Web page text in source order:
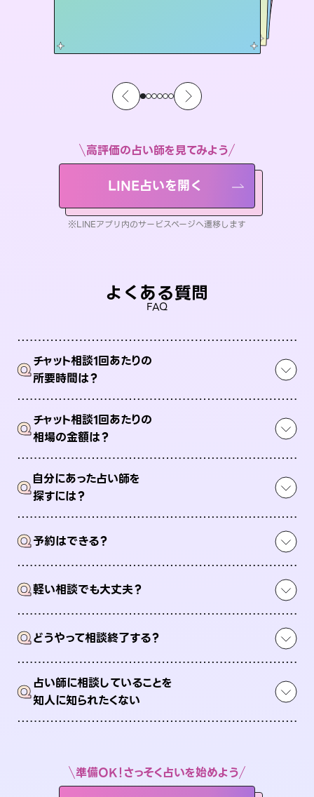
高評価の占い師を見てみよう
LINE占いを開く
※LINEアプリ内のサービスページへ遷移します
よくある質問
FAQ
Qチャット相談1回あたりの
所要時間は？
Qチャット相談1回あたりの
相場の金額は？
Q自分にあった占い師を
探すには？
Q予約はできる？
Q軽い相談でも大丈夫？
Qどうやって相談終了する？
Q占い師に相談していることを
知人に知られたくない
準備OK！さっそく占いを始めよう